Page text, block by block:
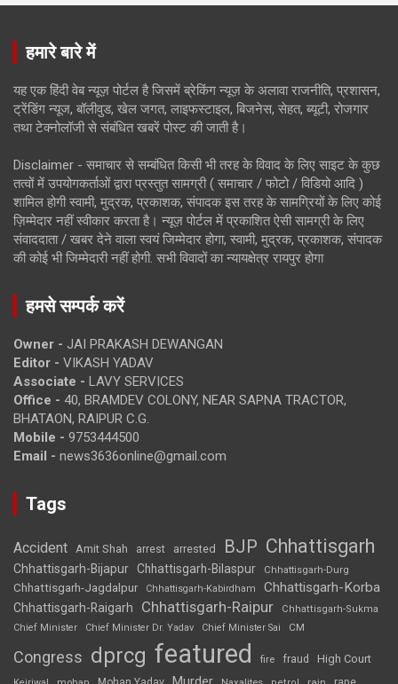
हमारे बारे में
यह एक हिंदी वेब न्यूज़ पोर्टल है जिसमें ब्रेकिंग न्यूज़ के अलावा राजनीति, प्रशासन,
ट्रेंडिंग न्यूज, बॉलीवुड, खेल जगत, लाइफस्टाइल, बिजनेस, सेहत, ब्यूटी, रोजगार
तथा टेक्नोलॉजी से संबंधित खबरें पोस्ट की जाती है।
Disclaimer - समाचार से सम्बंधित किसी भी तरह के विवाद के लिए साइट के कुछ
तत्वों में उपयोगकर्ताओं द्वारा प्रस्तुत सामग्री ( समाचार / फोटो / विडियो आदि )
शामिल होगी स्वामी, मुद्रक, प्रकाशक, संपादक इस तरह के सामग्रियों के लिए कोई
ज़िम्मेदार नहीं स्वीकार करता है। न्यूज़ पोर्टल में प्रकाशित ऐसी सामग्री के लिए
संवाददाता / खबर देने वाला स्वयं जिम्मेदार होगा, स्वामी, मुद्रक, प्रकाशक, संपादक
की कोई भी जिम्मेदारी नहीं होगी. सभी विवादों का न्यायक्षेत्र रायपुर होगा
हमसे सम्पर्क करें
Owner - JAI PRAKASH DEWANGAN
Editor - VIKASH YADAV
Associate - LAVY SERVICES
Office - 40, BRAMDEV COLONY, NEAR SAPNA TRACTOR,
BHATAON, RAIPUR C.G.
Mobile - 9753444500
Email - news3636online@gmail.com
Tags
Accident Amit Shah arrest arrested BJP Chhattisgarh
Chhattisgarh-Bijapur Chhattisgarh-Bilaspur Chhattisgarh-Durg
Chhattisgarh-Jagdalpur Chhattisgarh-Kabirdham Chhattisgarh-Korba
Chhattisgarh-Raigarh Chhattisgarh-Raipur
Chhattisgarh-Sukma
Chief Minister
Chief Minister Dr. Yadav Chief Minister Sai CM
Congress dprcg featured fire fraud High Court